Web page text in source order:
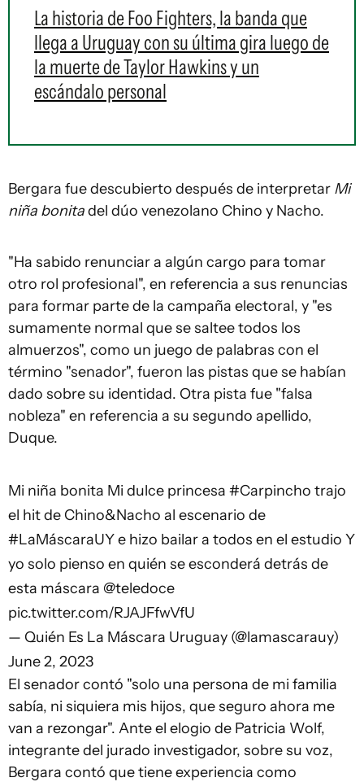
La historia de Foo Fighters, la banda que
llega a Uruguay con su última gira luego de
la muerte de Taylor Hawkins y un
escándalo personal
Bergara fue descubierto después de interpretar Mi
niña bonitadel dúo venezolano Chino y Nacho.
"Ha sabido renunciar a algún cargo para tomar
otro rol profesional", en referencia a sus renuncias
para formar parte de la campaña electoral, y "es
sumamente normal que se saltee todos los
almuerzos", como un juego de palabras con el
término "senador", fueron las pistas que se habían
dado sobre su identidad. Otra pista fue "falsa
nobleza" en referencia a su segundo apellido,
Duque.
Mi niña bonita Mi dulce princesa #Carpincho trajo
el hit de Chino&Nacho al escenario de
#LaMáscaraUYe hizo bailar a todos en el estudio Y
yo solo pienso en quién se esconderá detrás de
esta máscara @teledoce
pic.twitter.com/RJAJFfwVfU
— Quién Es La Máscara Uruguay (@lamascarauy)
June 2, 2023
El senador contó "solo una persona de mi familia
sabía, ni siquiera mis hijos, que seguro ahora me
van a rezongar". Ante el elogio de Patricia Wolf,
integrante del jurado investigador, sobre su voz,
Bergara contó que tiene experiencia como